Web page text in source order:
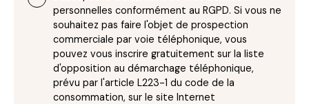
personnelles conformément au RGPD. Si vous ne
souhaitez pas faire l'objet de prospection
commerciale par voie téléphonique, vous
pouvez vous inscrire gratuitement sur la liste
d'opposition au démarchage téléphonique,
prévu par l'article L223-1 du code de la
consommation, sur le site Internet